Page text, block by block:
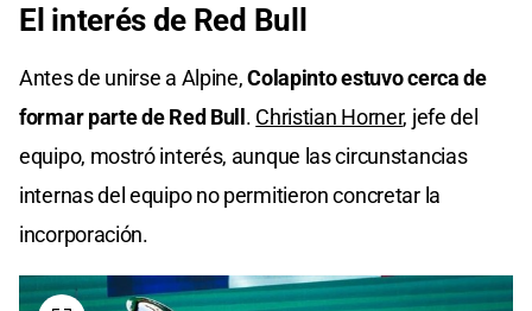
El interés de Red Bull
Antes de unirse a Alpine,Colapinto estuvo cerca de
formar parte de Red Bull. Christian Horner, jefe del
equipo, mostró interés, aunque las circunstancias
internas del equipo no permitieron concretar la
incorporación.